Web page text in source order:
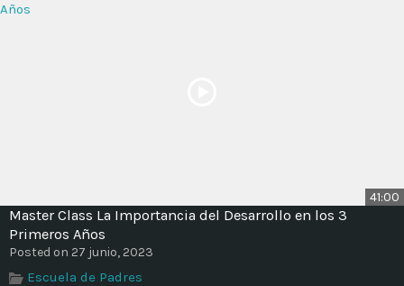
41:00
Master Class La Importancia del Desarrollo en los 3
Primeros Años
Posted on 27 junio, 2023
Escuela de Padres